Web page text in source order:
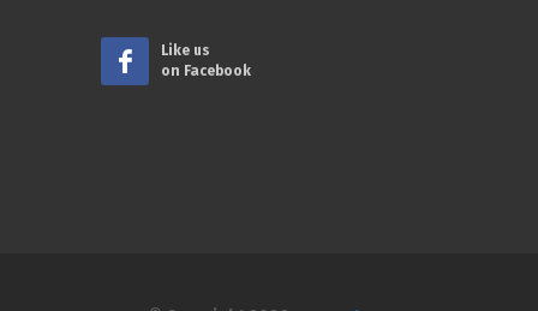
Like us
on Facebook